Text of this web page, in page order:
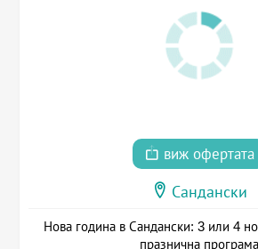
виж офертата
Сандански
Нова година в Сандански: 3 или 4
празнична програма